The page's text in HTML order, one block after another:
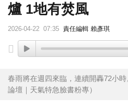
爐 1地有焚風
2026-04-22 07:35 責任編輯 賴彥琪
春雨將在週四來臨，連續開轟72小
論壇｜天氣特急臉書粉專 ）